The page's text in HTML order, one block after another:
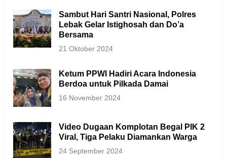
Sambut Hari Santri Nasional, Polres
Lebak Gelar Istighosah dan Do’a
Bersama
21 Oktober 2024
Ketum PPWI Hadiri Acara Indonesia
Berdoa untuk Pilkada Damai
16 November 2024
Video Dugaan Komplotan Begal PIK 2
Viral, Tiga Pelaku Diamankan Warga
24 September 2024